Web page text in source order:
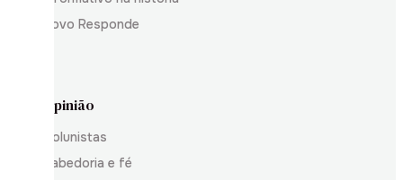
Povo Responde
Opinião
Colunistas
Sabedoria e fé